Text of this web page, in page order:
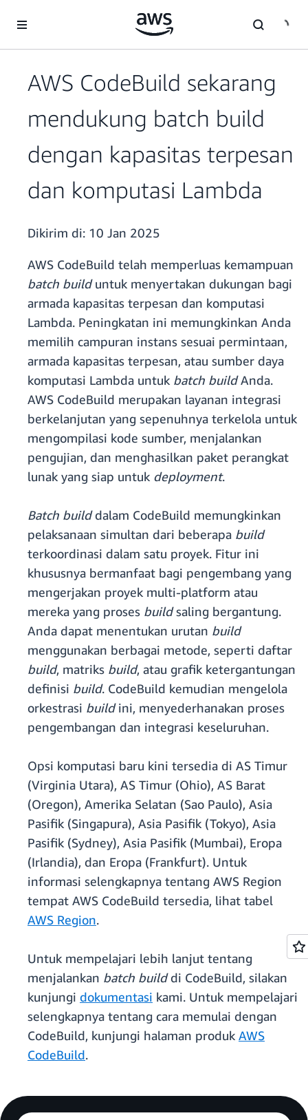
AWS CodeBuild sekarang
mendukung batch build
dengan kapasitas terpesan
dan komputasi Lambda
Dikirim di: 10 Jan 2025
AWS CodeBuild telah memperluas kemampuan
batch builduntuk menyertakan dukungan bagi
armada kapasitas terpesan dan komputasi
Lambda. Peningkatan ini memungkinkan Anda
memilih campuran instans sesuai permintaan,
armada kapasitas terpesan, atau sumber daya
komputasi Lambda untuk batch buildAnda.
AWS CodeBuild merupakan layanan integrasi
berkelanjutan yang sepenuhnya terkelola untuk
mengompilasi kode sumber, menjalankan
pengujian, dan menghasilkan paket perangkat
lunak yang siap untuk deployment.
Batch builddalam CodeBuild memungkinkan
pelaksanaan simultan dari beberapa build
terkoordinasi dalam satu proyek. Fitur ini
khususnya bermanfaat bagi pengembang yang
mengerjakan proyek multi-platform atau
mereka yang proses buildsaling bergantung.
Anda dapat menentukan urutan build
menggunakan berbagai metode, seperti daftar
build, matriks build, atau grafik ketergantungan
definisi build. CodeBuild kemudian mengelola
orkestrasi buildini, menyederhanakan proses
pengembangan dan integrasi keseluruhan.
Opsi komputasi baru kini tersedia di AS Timur
(Virginia Utara), AS Timur (Ohio), AS Barat
(Oregon), Amerika Selatan (Sao Paulo), Asia
Pasifik (Singapura), Asia Pasifik (Tokyo), Asia
Pasifik (Sydney), Asia Pasifik (Mumbai), Eropa
(Irlandia), dan Eropa (Frankfurt). Untuk
informasi selengkapnya tentang AWS Region
tempat AWS CodeBuild tersedia, lihat tabel
AWS Region.
Untuk mempelajari lebih lanjut tentang
menjalankan batch builddi CodeBuild, silakan
kunjungi dokumentasi kami. Untuk mempelajari
selengkapnya tentang cara memulai dengan
CodeBuild, kunjungi halaman produk AWS
CodeBuild.